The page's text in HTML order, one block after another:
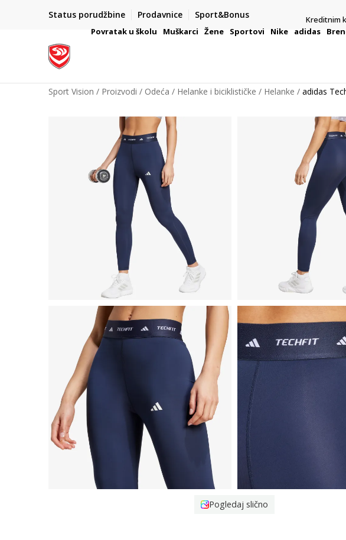
Status porudžbine Prodavnice Sport&Bonus
VAŽNO OBAVEŠTENJE ZA POTROŠAČE
Kreditnim
Povratak u školu Muškarci Žene Sportovi Nike adidas
Sport Vision Proizvodi Odeća Helanke i biciklističke Helanke adidas
Pogledaj slično